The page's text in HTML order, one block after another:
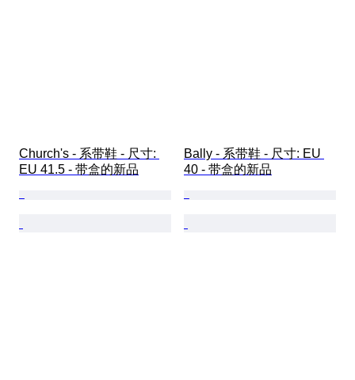
Church's - 系带鞋 - 尺寸:
EU 41.5 - 带盒的新品
Bally - 系带鞋 - 尺寸: EU
40 - 带盒的新品